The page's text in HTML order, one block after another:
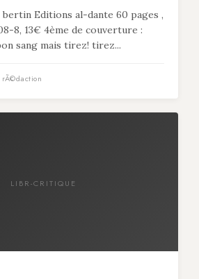
Editions al-dante 60 pages ,
8, 13€ 4ème de couverture :
sang mais tirez! tirez...
LIBR-CRITIQUE